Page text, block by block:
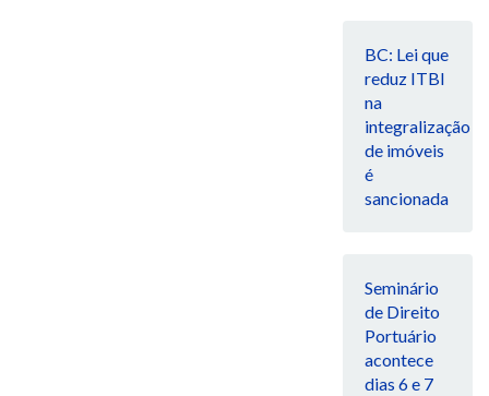
BC: Lei que
reduz ITBI
na
integralização
de imóveis
é
sancionada
Seminário
de Direito
Portuário
acontece
dias 6 e 7